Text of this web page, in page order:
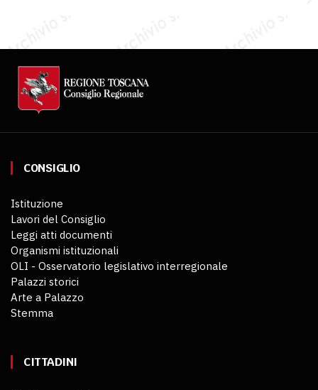
CONSIGLIO
Istituzione
Lavori del Consiglio
Leggi atti documenti
Organismi istituzionali
OLI - Osservatorio legislativo interregionale
Palazzi storici
Arte a Palazzo
Stemma
CITTADINI